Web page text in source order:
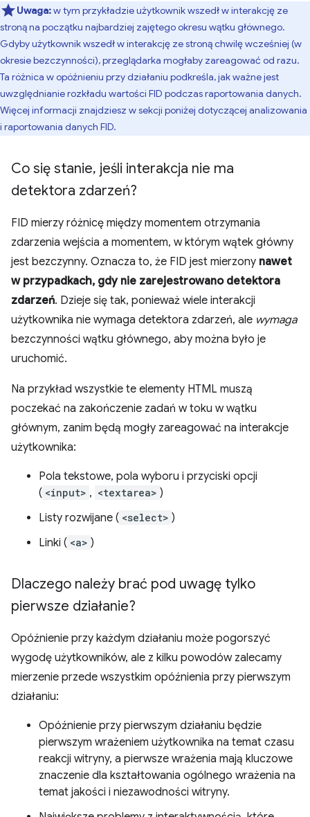
Uwaga:w tym przykładzie użytkownik wszedł w interakcję ze
stroną na początku najbardziej zajętego okresu wątku głównego.
Gdyby użytkownik wszedł w interakcję ze stroną chwilę wcześniej (w
okresie bezczynności), przeglądarka mogłaby zareagować od razu.
Ta różnica w opóźnieniu przy działaniu podkreśla, jak ważne jest
uwzględnianie rozkładu wartości FID podczas raportowania danych.
Więcej informacji znajdziesz w sekcji poniżej dotyczącej analizowania
i raportowania danych FID.
Co się stanie, jeśli interakcja nie ma
detektora zdarzeń?
FID mierzy różnicę między momentem otrzymania
zdarzenia wejścia a momentem, w którym wątek główny
jest bezczynny. Oznacza to, że FID jest mierzony nawet
w przypadkach, gdy nie zarejestrowano detektora
zdarzeń. Dzieje się tak, ponieważ wiele interakcji
użytkownika nie wymaga detektora zdarzeń, ale wymaga
bezczynności wątku głównego, aby można było je
uruchomić.
Na przykład wszystkie te elementy HTML muszą
poczekać na zakończenie zadań w toku w wątku
głównym, zanim będą mogły zareagować na interakcje
użytkownika:
Pola tekstowe, pola wyboru i przyciski opcji
( <input> , <textarea> )
Listy rozwijane ( <select> )
Linki ( <a> )
Dlaczego należy brać pod uwagę tylko
pierwsze działanie?
Opóźnienie przy każdym działaniu może pogorszyć
wygodę użytkowników, ale z kilku powodów zalecamy
mierzenie przede wszystkim opóźnienia przy pierwszym
działaniu:
Opóźnienie przy pierwszym działaniu będzie
pierwszym wrażeniem użytkownika na temat czasu
reakcji witryny, a pierwsze wrażenia mają kluczowe
znaczenie dla kształtowania ogólnego wrażenia na
temat jakości i niezawodności witryny.